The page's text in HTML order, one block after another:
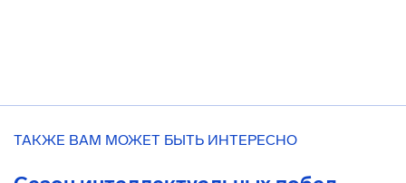
ТАКЖЕ ВАМ МОЖЕТ БЫТЬ ИНТЕРЕСНО